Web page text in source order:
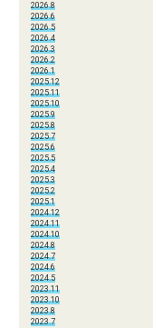
2026.8
2026.6
2026.5
2026.4
2026.3
2026.2
2026.1
2025.12
2025.11
2025.10
2025.9
2025.8
2025.7
2025.6
2025.5
2025.4
2025.3
2025.2
2025.1
2024.12
2024.11
2024.10
2024.8
2024.7
2024.6
2024.5
2023.11
2023.10
2023.8
2023.7